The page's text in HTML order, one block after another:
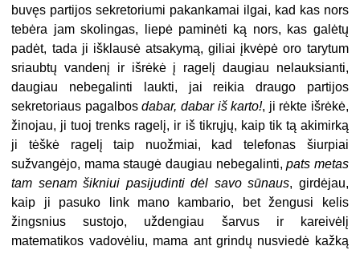
buvęs partijos sekretoriumi pakankamai ilgai, kad kas nors
tebėra jam skolingas, liepė paminėti ką nors, kas galėtų
padėt, tada ji išklausė atsakymą, giliai įkvėpė oro tarytum
sriaubtų vandenį ir išrėkė į ragelį daugiau nelauksianti,
daugiau nebegalinti laukti, jai reikia draugo partijos
sekretoriaus pagalbosdabar, dabar iš karto!, ji rėkte išrėkė,
žinojau, ji tuoj trenks ragelį, ir iš tikrųjų, kaip tik tą akimirką
ji tėškė ragelį taip nuožmiai, kad telefonas šiurpiai
sužvangėjo, mama staugė daugiau nebegalinti, pats metas
tam senam šikniui pasijudinti dėl savo sūnaus, girdėjau,
kaip ji pasuko link mano kambario, bet žengusi kelis
žingsnius sustojo, uždengiau šarvus ir kareivėlį
matematikos vadovėliu, mama ant grindų nusviedė kažką